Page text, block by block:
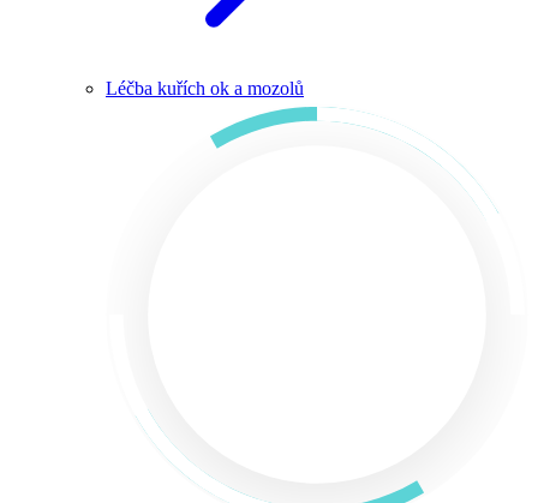
Léčba kuřích ok a mozolů